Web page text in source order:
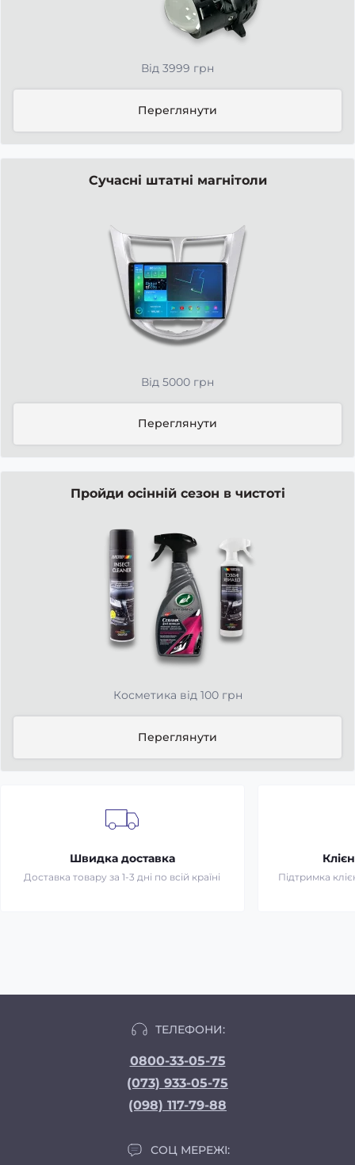
Від 3999 грн
Переглянути
Сучасні штатні магнітоли
Від 5000 грн
Переглянути
Пройди осінній сезон в чистоті
Косметика від 100 грн
Переглянути
Швидка доставка
Доставка товару за 1-3 дні по всій країні Підтримка
ТЕЛЕФОНИ:
0800-33-05-75
(073) 933-05-75
(098) 117-79-88
СОЦ МЕРЕЖІ: